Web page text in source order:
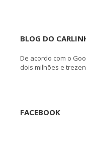
BLOG DO
De acordo com o
dois milhões e
FACEBOOK